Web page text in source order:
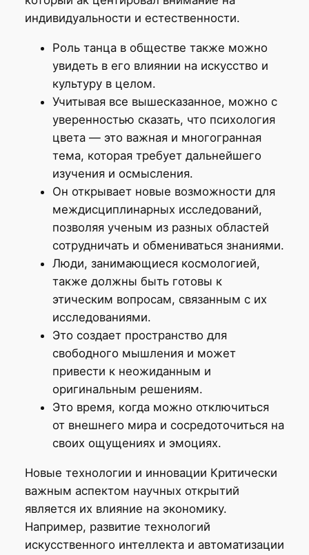
индивидуальности и естественности.
Роль танца в обществе также можно
увидеть в его влиянии на искусство и
культуру в целом.
Учитывая все вышесказанное, можно с
уверенностью сказать, что психология
цвета — это важная и многогранная
тема, которая требует дальнейшего
изучения и осмысления.
Он открывает новые возможности для
междисциплинарных исследований,
позволяя ученым из разных областей
сотрудничать и обмениваться знаниями.
Люди, занимающиеся космологией,
также должны быть готовы к
этическим вопросам, связанным с их
исследованиями.
Это создает пространство для
свободного мышления и может
привести к неожиданным и
оригинальным решениям.
Это время, когда можно отключиться
от внешнего мира и сосредоточиться на
своих ощущениях и эмоциях.
Новые технологии и инновации Критически
важным аспектом научных открытий
является их влияние на экономику.
Например, развитие технологий
искусственного интеллекта и автоматизации